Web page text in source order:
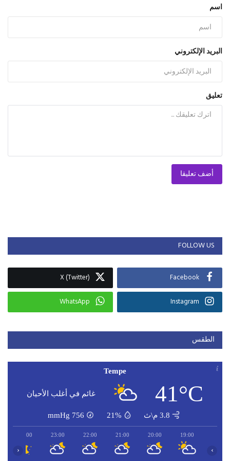
اسم
البريد الإلكتروني
تعليق
أضف تعليقا
FOLLOW US
Facebook
X (Twitter)
Instagram
WhatsApp
الطقس
Tempe
41°C غائم في أغلب الأحيان
3.8 م\ث 21%
756
mmHg
19:00
20:00
21:00
22:00
23:00
00:00
‹ ›